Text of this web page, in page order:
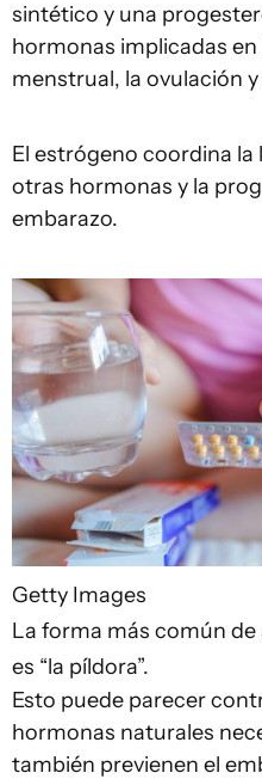
sintético y una
hormonas implicadas
menstrual, la ovulación
El estrógeno coordina
otras hormonas y la
embarazo.
Getty Images
La forma más común
es “la píldora”.
Esto puede parecer
hormonas naturales
también previenen el